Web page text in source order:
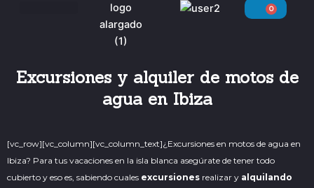
0
Excursiones y alquiler de motos de
agua en Ibiza
[vc_row][vc_column][vc_column_text]¿Excursiones en motos de agua en
Ibiza? Para tus vacaciones en la isla blanca asegúrate de tener todo
cubierto y eso es, sabiendo cuales excursiones realizar y alquilando